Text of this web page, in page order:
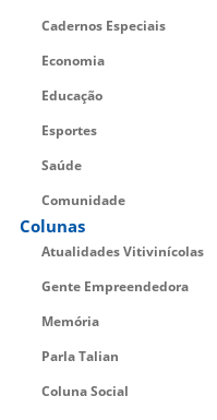
Cadernos Especiais
Economia
Educação
Esportes
Saúde
Comunidade
Colunas
Atualidades Vitivinícolas
Gente Empreendedora
Memória
Parla Talian
Coluna Social